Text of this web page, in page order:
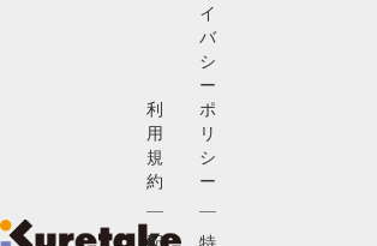
利
用
規
約
イ
バ
シ
ー
ポ
リ
シ
ー